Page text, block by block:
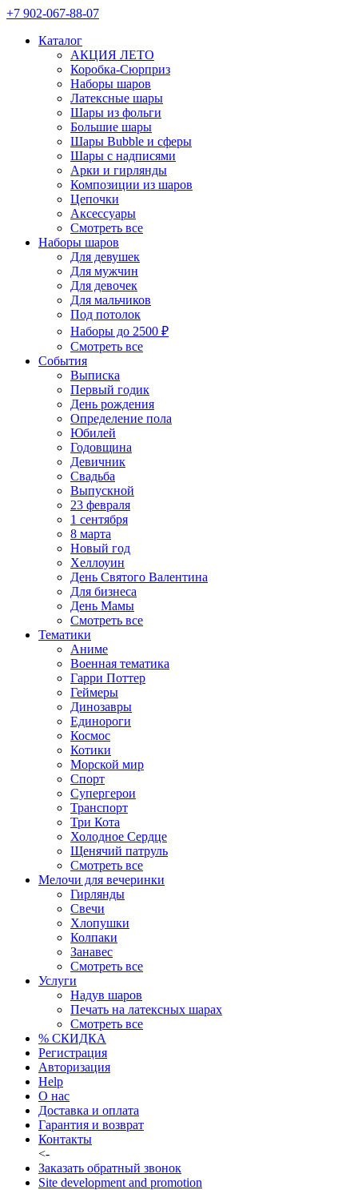
+7 902-067-88-07
Каталог
АКЦИЯ ЛЕТО
Коробка-Сюрприз
Наборы шаров
Латексные шары
Шары из фольги
Большие шары
Шары Bubble и сферы
Шары с надписями
Арки и гирлянды
Композиции из шаров
Цепочки
Аксессуары
Смотреть все
Наборы шаров
Для девушек
Для мужчин
Для девочек
Для мальчиков
Под потолок
Наборы до 2500 ₽
Смотреть все
События
Выписка
Первый годик
День рождения
Определение пола
Юбилей
Годовщина
Девичник
Свадьба
Выпускной
23 февраля
1 сентября
8 марта
Новый год
Хеллоуин
День Святого Валентина
Для бизнеса
День Мамы
Смотреть все
Тематики
Аниме
Военная тематика
Гарри Поттер
Геймеры
Динозавры
Единороги
Космос
Котики
Морской мир
Спорт
Супергерои
Транспорт
Три Кота
Холодное Сердце
Щенячий патруль
Смотреть все
Мелочи для вечеринки
Гирлянды
Свечи
Хлопушки
Колпаки
Занавес
Смотреть все
Услуги
Надув шаров
Печать на латексных шарах
Смотреть все
% СКИДКА
Регистрация
Авторизация
Help
О нас
Доставка и оплата
Гарантия и возврат
Контакты
<-
Заказать обратный звонок
Site development and promotion